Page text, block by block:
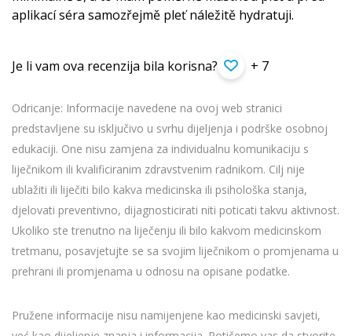
aplikací séra samozřejmě pleť náležitě hydratuji.
Je li vam ova recenzija bila korisna? + 7
Odricanje: Informacije navedene na ovoj web stranici
predstavljene su isključivo u svrhu dijeljenja i podrške osobnoj
edukaciji. One nisu zamjena za individualnu komunikaciju s
liječnikom ili kvalificiranim zdravstvenim radnikom. Cilj nije
ublažiti ili liječiti bilo kakva medicinska ili psihološka stanja,
djelovati preventivno, dijagnosticirati niti poticati takvu aktivnost.
Ukoliko ste trenutno na liječenju ili bilo kakvom medicinskom
tretmanu, posavjetujte se sa svojim liječnikom o promjenama u
prehrani ili promjenama u odnosu na opisane podatke.
Pružene informacije nisu namijenjene kao medicinski savjeti,